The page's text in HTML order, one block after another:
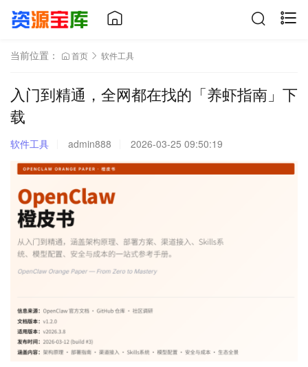
当前位置： 首页 软件工具
入门到精通，全网都在找的「养虾指南」下
载
软件工具 admin888 2026-03-25 09:50:19